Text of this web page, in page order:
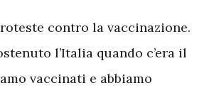
contro la vaccinazione.
l’Italia quando c’era il
vaccinati e abbiamo